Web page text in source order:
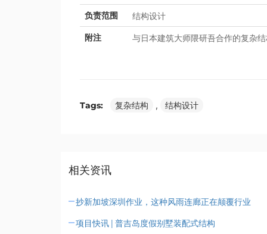
负责范围 结构设计
附注 与日本建筑大师隈研吾合作的复杂
Tags: 复杂结构 , 结构设计
相关资讯
抄新加坡深圳作业，这种风雨连廊正在颠覆行业
项目快讯 | 普吉岛度假别墅装配式结构